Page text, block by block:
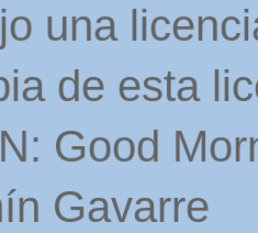
una
de esta
Good
Gavarre